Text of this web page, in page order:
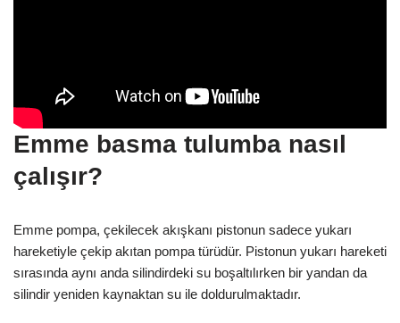
Emme basma tulumba nasıl
çalışır?
Emme pompa, çekilecek akışkanı pistonun sadece yukarı
hareketiyle çekip akıtan pompa türüdür. Pistonun yukarı hareketi
sırasında aynı anda silindirdeki su boşaltılırken bir yandan da
silindir yeniden kaynaktan su ile doldurulmaktadır.